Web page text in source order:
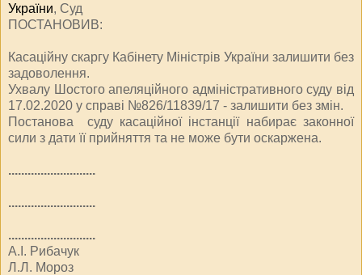
України, Суд
ПОСТАНОВИВ:
Касаційну скаргу Кабінету Міністрів України залишити без
задоволення.
Ухвалу Шостого апеляційного адміністративного суду від
17.02.2020 у справі №826/11839/17 - залишити без змін.
Постанова суду касаційної інстанції набирає законної
сили з дати її прийняття та не може бути оскаржена.
...........................
...........................
...........................
А.І. Рибачук
Л.Л. Мороз